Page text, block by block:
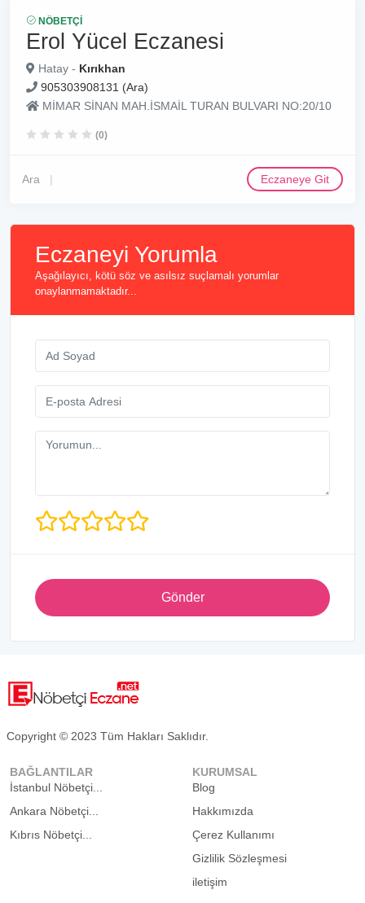
NÖBETÇI
Erol Yücel Eczanesi
Hatay - Kırıkhan
905303908131 (Ara)
MİMAR SİNAN MAH.İSMAİL TURAN BULVARI NO:20/10
(0)
Ara Eczaneye Git
Eczaneyi Yorumla
Aşağılayıcı, kötü söz ve asılsız suçlamalı yorumlar
onaylanmamaktadır...
Gönder
Copyright © 2023 Tüm Hakları Saklıdır.
BAĞLANTILAR
İstanbul Nöbetçi...
Ankara Nöbetçi...
Kıbrıs Nöbetçi...
KURUMSAL
Blog
Hakkımızda
Çerez Kullanımı
Gizlilik Sözleşmesi
iletişim